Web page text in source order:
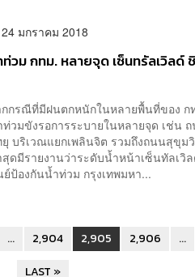
24 มกราคม 2018
ท่วม กทม. หลายจุด เซ็นทรัลเวิลด์
กกรณีที่มีฝนตกหนักในหลายพื้นที่ของ ก
วมขังรอการระบายในหลายจุด เช่น
ยุ บริเวณแยกเพลินจิต รวมถึงถนนสุขุ
สุดมีรายงานว่าระดับน้ำหน้าเซ็นทัลเ
ป้องกันน้ำท่วม กรุงเทพมหา...
... 2,904 2,905 2,906 ...
LAST »